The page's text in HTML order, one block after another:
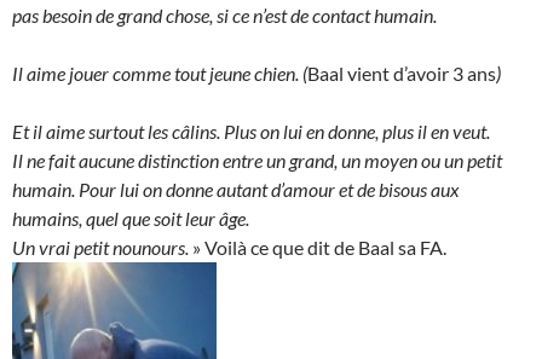
pas besoin de grand chose, si ce n’est de contact humain.
Il aime jouer comme tout jeune chien. (Baal vient d’avoir 3 ans)
Et il aime surtout les câlins. Plus on lui en donne, plus il en veut.
Il ne fait aucune distinction entre un grand, un moyen ou un petit
humain. Pour lui on donne autant d’amour et de bisous aux
humains, quel que soit leur âge.
Un vrai petit nounours. » Voilà ce que dit de Baal sa FA.